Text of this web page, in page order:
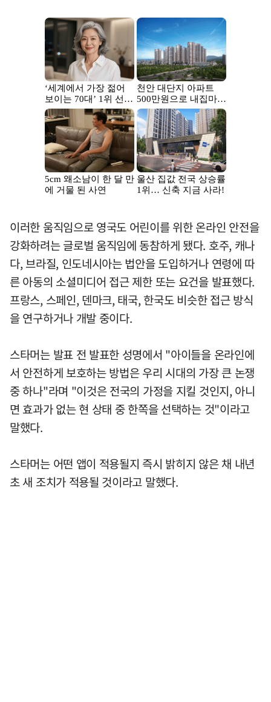
이러한 움직임으로 영국도 어린이를 위한 온라인 안전을
강화하려는 글로벌 움직임에 동참하게 됐다. 호주, 캐나
다, 브라질, 인도네시아는 법안을 도입하거나 연령에 따
른 아동의 소셜미디어 접근 제한 또는 요건을 발표했다.
프랑스, 스페인, 덴마크, 태국, 한국도 비슷한 접근 방식
을 연구하거나 개발 중이다.
스타머는 발표 전 발표한 성명에서 "아이들을 온라인에
서 안전하게 보호하는 방법은 우리 시대의 가장 큰 논쟁
중 하나"라며 "이것은 전국의 가정을 지킬 것인지, 아니
면 효과가 없는 현 상태 중 한쪽을 선택하는 것"이라고
말했다.
스타머는 어떤 앱이 적용될지 즉시 밝히지 않은 채 내년
초 새 조치가 적용될 것이라고 말했다.